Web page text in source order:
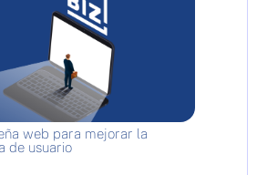
web para mejorar la
de usuario